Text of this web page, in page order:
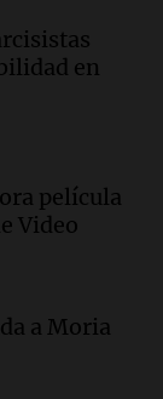
la
su
de
en
película
Video
a Moria